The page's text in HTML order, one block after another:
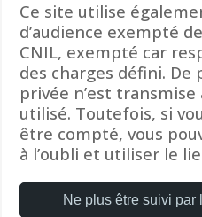
Ce site utilise
d’audience exempté
CNIL, exempté car
des charges défini. De
privée n’est
utilisé. Toutefois, si
être compté, vous
à l’oubli et utiliser le